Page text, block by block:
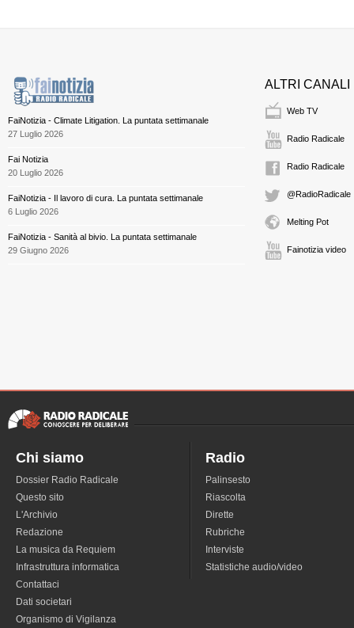
FaiNotizia - Climate Litigation. La puntata settimanale
27 Luglio 2026
Fai Notizia
20 Luglio 2026
FaiNotizia - Il lavoro di cura. La puntata settimanale
6 Luglio 2026
FaiNotizia - Sanità al bivio. La puntata settimanale
29 Giugno 2026
ALTRI CANALI
Web TV
Radio Radicale
Radio Radicale
@RadioRadicale
Melting Pot
Fainotizia video
Chi siamo
Dossier Radio Radicale
Questo sito
L'Archivio
Redazione
La musica da Requiem
Infrastruttura informatica
Contattaci
Dati societari
Organismo di Vigilanza
Radio
Palinsesto
Riascolta
Dirette
Rubriche
Interviste
Statistiche audio/video